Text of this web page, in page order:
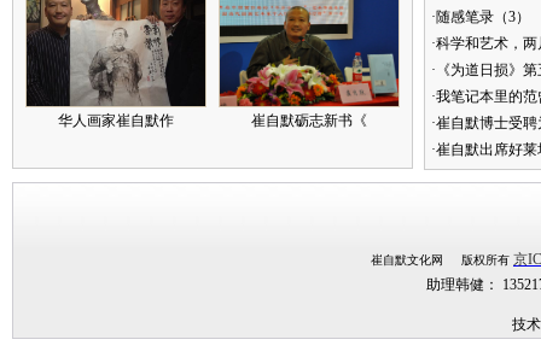
华人画家崔自默作 崔自默砺志新书《
·随感笔录（3）
·科学和艺术，
·《为道日损》
·我笔记本里的
·崔自默博士受
·崔自默出席好
崔自默文化网 版权所有 京
助理韩健：
技